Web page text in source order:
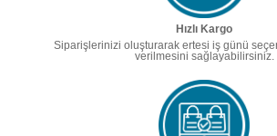
Hızlı Kargo
Siparişlerinizi oluşturarak ertesi iş günü
verilmesini sağlayabilirsiniz.